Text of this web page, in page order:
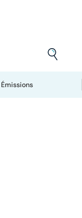
Émissions